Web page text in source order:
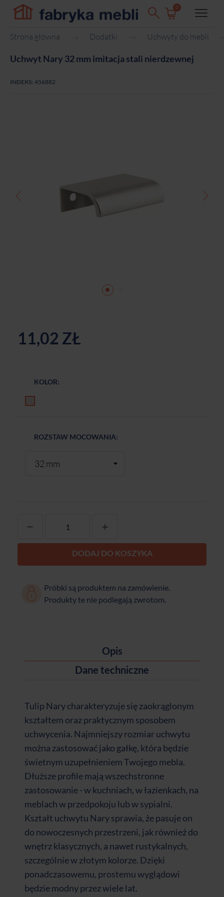
0
Strona główna Dodatki Uchwyty do mebli
Uchwyt Nary 32 mm imitacja stali nierdzewnej
INDEKS: 456882
11,02 ZŁ
KOLOR:
ROZSTAW MOCOWANIA:
DODAJ DO KOSZYKA
Próbki są produktem na zamówienie.
Produkty te nie podlegają zwrotom.
Opis
Dane techniczne
Tulip Nary charakteryzuje się zaokrąglonym
kształtem oraz praktycznym sposobem
uchwycenia. Najmniejszy rozmiar uchwytu
można zastosować jako gałkę, która będzie
świetnym uzupełnieniem Twojego mebla.
Dłuższe profile mają wszechstronne
zastosowanie - w kuchniach, w łazienkach, na
meblach w przedpokoju lub w sypialni.
Kształt uchwytu Nary sprawia, że pasuje on
do nowoczesnych przestrzeni, jak również do
wnętrz klasycznych, a nawet rustykalnych,
szczególnie w złotym kolorze. Dzięki
ponadczasowemu, prostemu wyglądowi
będzie modny przez wiele lat.